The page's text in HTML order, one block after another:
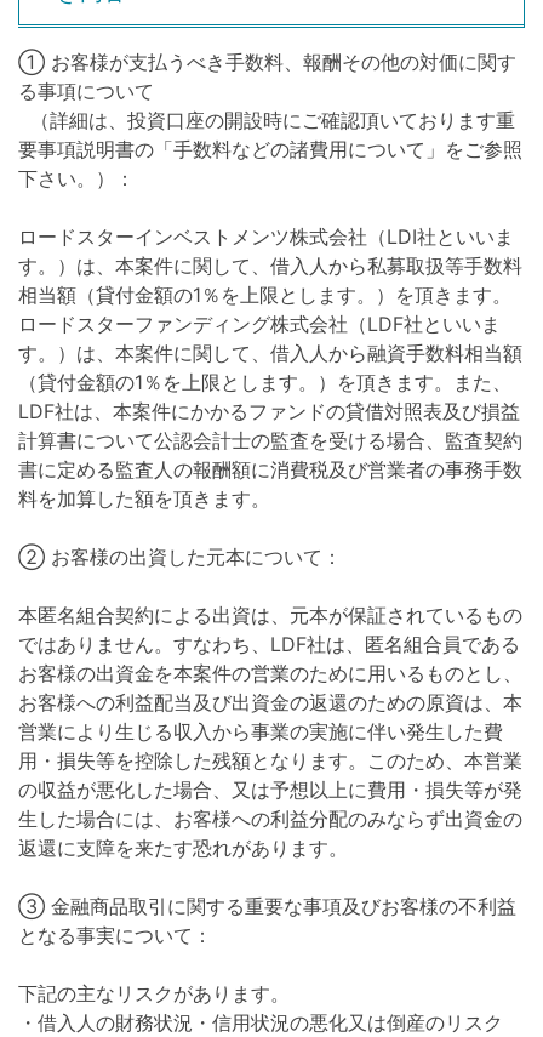
① お客様が支払うべき手数料、報酬その他の対価に関す
る事項について
（詳細は、投資口座の開設時にご確認頂いております重
要事項説明書の「手数料などの諸費用について」をご参照
下さい。）：
ロードスターインベストメンツ株式会社（LDI社といいま
す。）は、本案件に関して、借入人から私募取扱等手数料
相当額（貸付金額の1％を上限とします。）を頂きます。
ロードスターファンディング株式会社（LDF社といいま
す。）は、本案件に関して、借入人から融資手数料相当額
（貸付金額の1％を上限とします。）を頂きます。また、
LDF社は、本案件にかかるファンドの貸借対照表及び損益
計算書について公認会計士の監査を受ける場合、監査契約
書に定める監査人の報酬額に消費税及び営業者の事務手数
料を加算した額を頂きます。
② お客様の出資した元本について：
本匿名組合契約による出資は、元本が保証されているもの
ではありません。すなわち、LDF社は、匿名組合員である
お客様の出資金を本案件の営業のために用いるものとし、
お客様への利益配当及び出資金の返還のための原資は、本
営業により生じる収入から事業の実施に伴い発生した費
用・損失等を控除した残額となります。このため、本営業
の収益が悪化した場合、又は予想以上に費用・損失等が発
生した場合には、お客様への利益分配のみならず出資金の
返還に支障を来たす恐れがあります。
③ 金融商品取引に関する重要な事項及びお客様の不利益
となる事実について：
下記の主なリスクがあります。
・借入人の財務状況・信用状況の悪化又は倒産のリスク